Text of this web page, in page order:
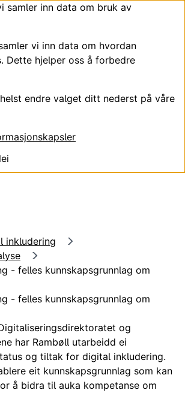
samler inn data om bruk av
vi inn data om hvordan
Dette hjelper oss å forbedre
endre valget ditt nederst på våre
inkludering
- felles kunnskapsgrunnlag om
- felles kunnskapsgrunnlag om
og
har Rambøll utarbeidd ei
og tiltak for digital inkludering.
eit kunnskapsgrunnlag som kan
å bidra til auka kompetanse om